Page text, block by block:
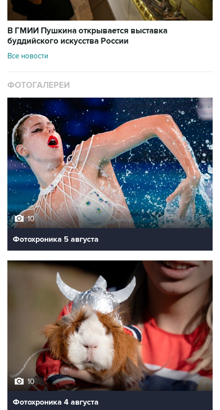
В ГМИИ Пушкина открывается выставка
буддийского искусства России
Все новости
ФОТОГАЛЕРЕИ
10
Фотохроника 5 августа
10
Фотохроника 4 августа